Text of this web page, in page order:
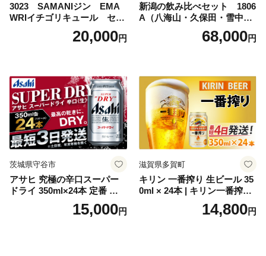
3023 SAMANIジン EMA
WRIイチゴリキュール セッ
ト（箱入り）【大人の味 酒
お酒 洋酒 スピリッツ クラフ
セット 詰め合わせ カクテル
ソーダ割り アルコール ロッ
ク ソーダ ジントニック 】
20,000円
新潟の飲み比べセット 1806
A（八海山・久保田・雪中
梅・越乃寒梅・かたふね・千
68,000円
茨城県守谷市
アサヒ 究極の辛口スーパー
ドライ 350ml×24本 定番 ビー
ル 缶ビール 酒 お酒 アルコー
15,000円
滋賀県多賀町
キリン 一番搾り 生ビール 35
0ml × 24本 | キリン一番搾り
キリンビール 一番搾り ビー
ル 24缶 きりんいちばんしぼ
14,800円